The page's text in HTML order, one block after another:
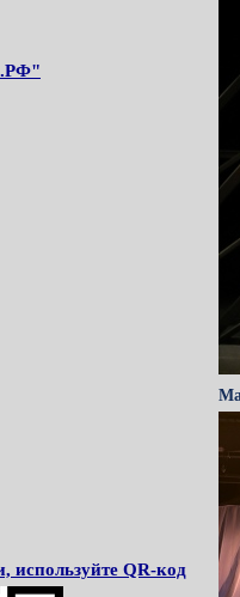
используйте QR-код